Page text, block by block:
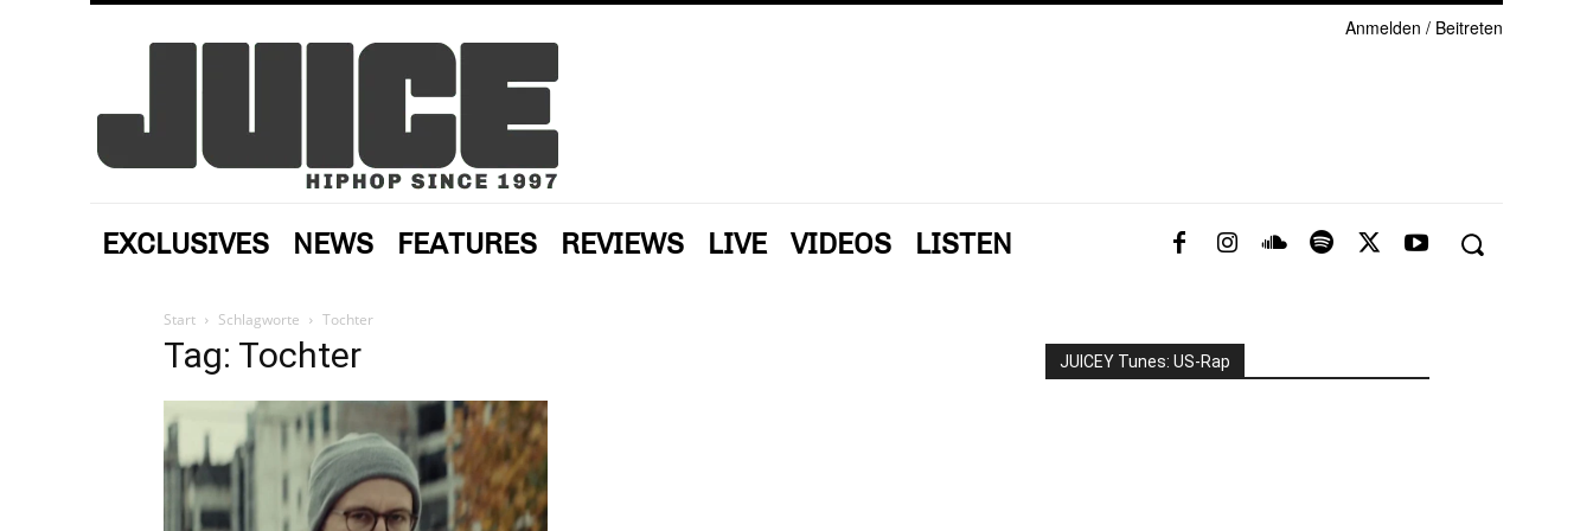
Anmelden / Beitreten
EXCLUSIVES NEWS FEATURES REVIEWS LIVE VIDEOS LISTEN
Start Schlagworte Tochter
Tag: Tochter JUICEY Tunes: US-Rap